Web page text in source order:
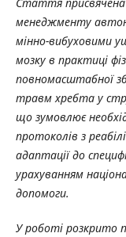
менеджменту
мінно-вибуховими
мозку в практиці
повномасштабної
травм хребта у
що зумовлює
протоколів з
адаптації до
урахуванням
допомоги.
У роботі розкрито